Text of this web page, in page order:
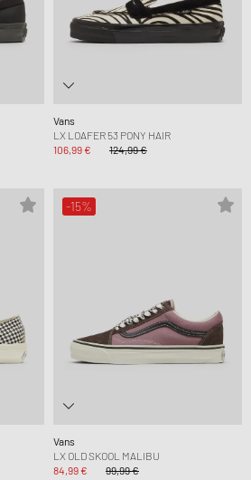
Vans
LX LOAFER 53 PONY HAIR
106,99 €
124,99 €
-15%
Vans
LX OLD SKOOL MALIBU
84,99 €
99,99 €